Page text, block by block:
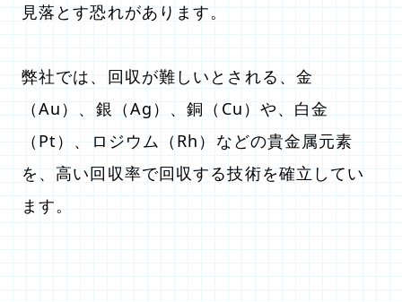
見落とす恐れがあります。
弊社では、回収が難しいとされる、金
（Au）、銀（Ag）、銅（Cu）や、白金
（Pt）、ロジウム（Rh）などの貴金属元素
を、高い回収率で回収する技術を確立してい
ます。